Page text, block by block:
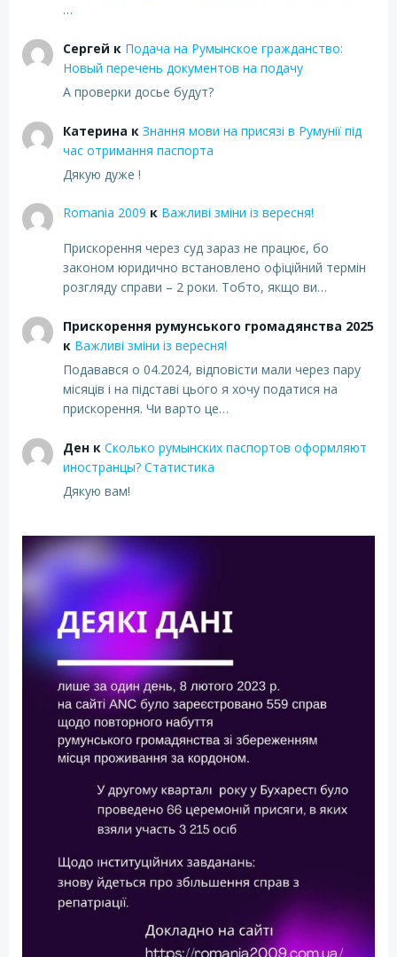
…
Сергей к Подача на Румынское гражданство:
Новый перечень документов на подачу
А проверки досье будут?
Катерина к Знання мови на присязі в Румунії під
час отримання паспорта
Дякую дуже !
Romania 2009 к Важливі зміни із вересня!
Прискорення через суд зараз не працює, бо
законом юридично встановлено офіційний термін
розгляду справи – 2 роки. Тобто, якщо ви…
Прискорення румунського громадянства 2025
к Важливі зміни із вересня!
Подавався о 04.2024, відповісти мали через пару
місяців і на підставі цього я хочу податися на
прискорення. Чи варто це…
Денк Сколько румынских паспортов оформляют
иностранцы? Статистика
Дякую вам!